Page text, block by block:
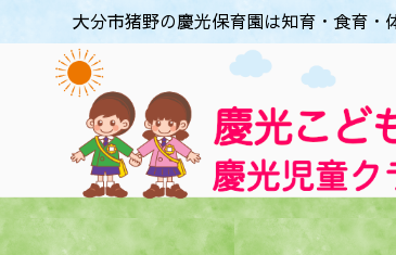
大分市猪野の慶光保育園は知育・食育・